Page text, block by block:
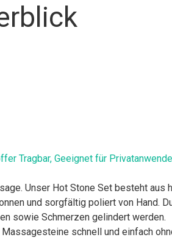
Tragbar, Geeignet für
Unser Hot Stone Set besteht aus
und sorgfältig poliert von Hand.
sowie Schmerzen gelindert werden.
schnell und einfach